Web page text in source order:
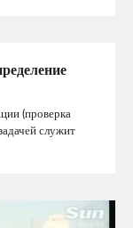
(проверка
служит